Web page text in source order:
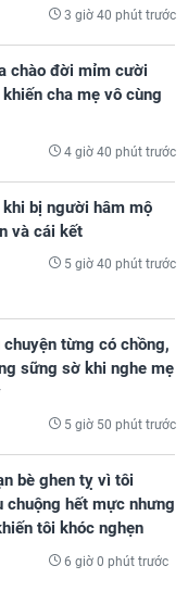
3 giờ 40 phút trước
chào đời mỉm cười
cha mẹ vô cùng
4 giờ 40 phút trước
bị người hâm mộ
và cái kết
5 giờ 40 phút trước
từng có chồng,
sững sờ khi nghe mẹ
5 giờ 50 phút trước
bè ghen tỵ vì tôi
chuộng hết mực nhưng
tôi khóc nghẹn
6 giờ 0 phút trước